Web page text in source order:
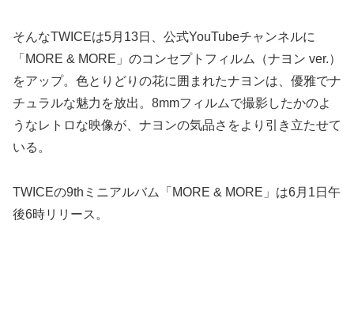
そんなTWICEは5月13日、公式YouTubeチャンネルに
「MORE & MORE」のコンセプトフィルム（ナヨン ver.）
をアップ。色とりどりの花に囲まれたナヨンは、優雅でナ
チュラルな魅力を放出。8mmフィルムで撮影したかのよ
うなレトロな映像が、ナヨンの気品さをより引き立たせて
いる。
TWICEの9thミニアルバム「MORE & MORE」は6月1日午
後6時リリース。